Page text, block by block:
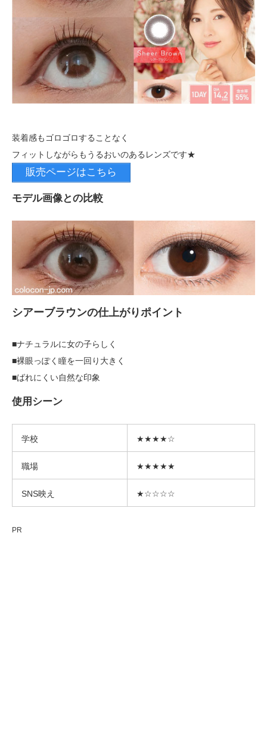
装着感もゴロゴロすることなく
フィットしながらもうるおいのあるレンズです★
販売ページはこちら
モデル画像との比較
シアーブラウンの仕上がりポイント
■ナチュラルに女の子らしく
■裸眼っぽく瞳を一回り大きく
■ばれにくい自然な印象
使用シーン
学校 ★★★★☆
職場 ★★★★★
SNS映え ★☆☆☆☆
PR